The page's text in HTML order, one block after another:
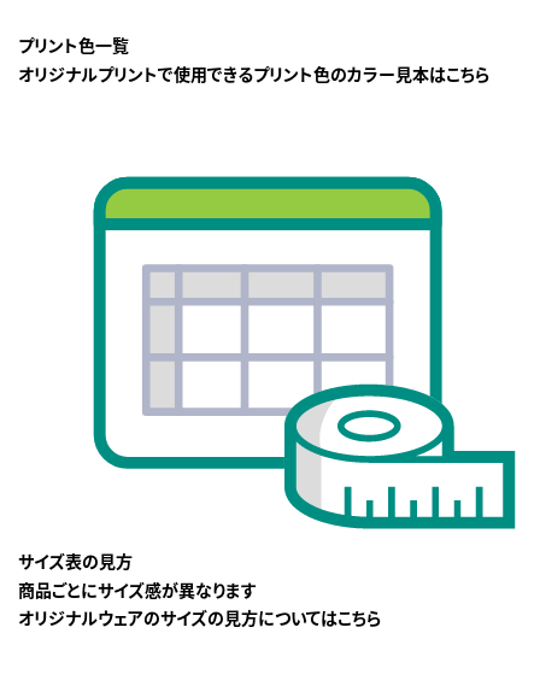
プリント色一覧
オリジナルプリントで使用できるプリント色のカラー見本はこちら
サイズ表の見方
商品ごとにサイズ感が異なります
オリジナルウェアのサイズの見方についてはこちら